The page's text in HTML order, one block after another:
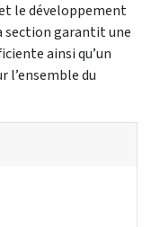
le développement
section garantit une
ainsi qu’un
l’ensemble du